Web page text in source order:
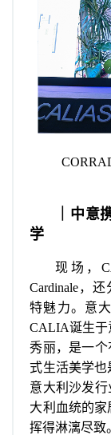
｜中意
学
现场，
Cardinale，
特魅力。意
CALIA诞生于
秀丽，是一
式生活美学
意大利沙发
大利血统的
挥得淋漓尽致